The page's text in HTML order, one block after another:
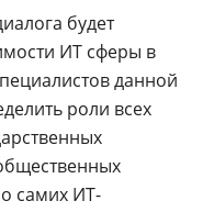
будет
ИТ сферы в
данной
роли всех
самих ИТ-